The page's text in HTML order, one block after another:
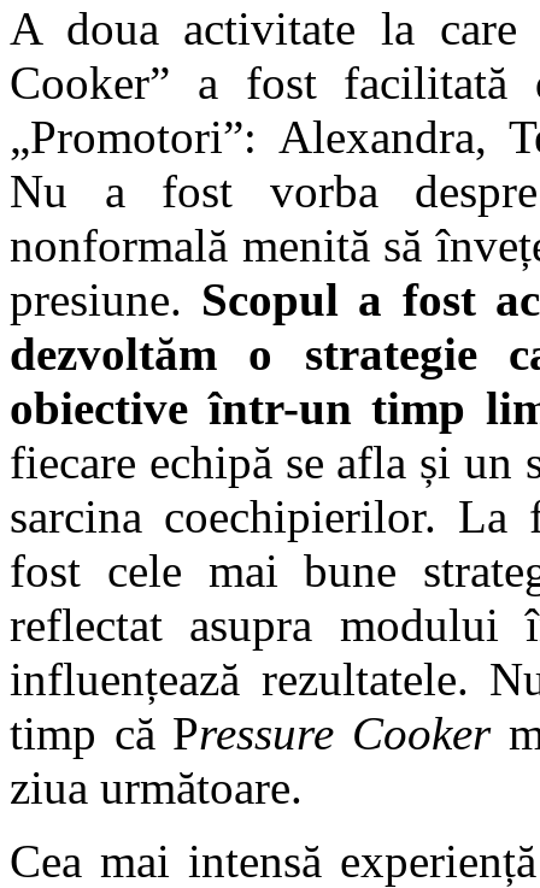
A doua activitate la care
Cooker” a fost
„Promotori”: Alexandra,
Nu a fost vorba
nonformală menită să
presiune. Scopul a fost
dezvoltăm o strategie
obiective într-un timp
fiecare echipă se afla și un
sarcina coechipierilor. La
fost cele mai bune
reflectat asupra modului
influențează rezultatele.
timp că Pressure Cooker
ziua următoare.
Cea mai intensă